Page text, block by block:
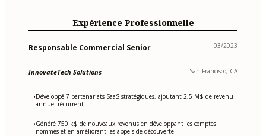
Expérience Professionnelle
Responsable Commercial Senior 03/2023
InnovateTech Solutions San Francisco, CA
•Développé 7 partenariats SaaS stratégiques, ajoutant 2,5 M$ de revenu
annuel récurrent
•Généré 750 k$ de nouveaux revenus en développant les comptes
nommés et en améliorant les appels de découverte